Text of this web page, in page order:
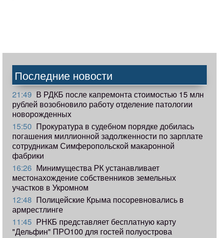
Последние новости
21:49 В РДКБ после капремонта стоимостью 15 млн
рублей возобновило работу отделение патологии
новорожденных
15:50 Прокуратура в судебном порядке добилась
погашения миллионной задолженности по зарплате
сотрудникам Симферопольской макаронной
фабрики
16:26 Минимущества РК устанавливает
местонахождение собственников земельных
участков в Укромном
12:48 Полицейские Крыма посоревновались в
армрестлинге
11:45 РНКБ представляет бесплатную карту
"Дельфин" ПРО100 для гостей полуострова